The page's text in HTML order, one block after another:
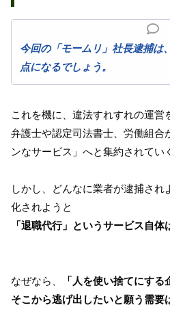
今回の「モームリ」社長逮捕は
点になるでしょう。
これを機に、違法すれすれの運営
弁護士や認定司法書士、労働組合
ンなサービス」へと集約されてい
しかし、どんなに業者が逮捕され
化されようと
「退職代行」というサービス自体
なぜなら、
「人を使い捨てにす
そこから逃げ出したいと願う需要